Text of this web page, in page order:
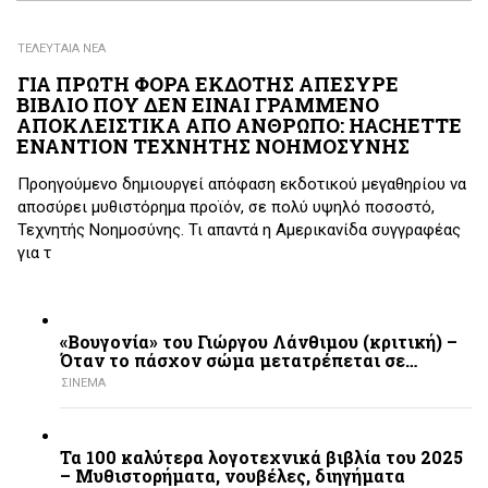
ΤΕΛΕΥΤΑΙΑ ΝΕΑ
ΓΙΑ ΠΡΩΤΗ ΦΟΡΑ ΕΚΔΟΤΗΣ ΑΠΕΣΥΡΕ
ΒΙΒΛΙΟ ΠΟΥ ΔΕΝ ΕΙΝΑΙ ΓΡΑΜΜΕΝΟ
ΑΠΟΚΛΕΙΣΤΙΚΑ ΑΠΟ ΑΝΘΡΩΠΟ: HACHETTE
ΕΝΑΝΤΙΟΝ ΤΕΧΝΗΤΗΣ ΝΟΗΜΟΣΥΝΗΣ
Προηγούμενο δημιουργεί απόφαση εκδοτικού μεγαθηρίου να
αποσύρει μυθιστόρημα προϊόν, σε πολύ υψηλό ποσοστό,
Τεχνητής Νοημοσύνης. Τι απαντά η Αμερικανίδα συγγραφέας
για τ
«Βουγονία» του Γιώργου Λάνθιμου (κριτική) –
Όταν το πάσχον σώμα μετατρέπεται σε…
ΣΙΝΕΜΑ
Τα 100 καλύτερα λογοτεχνικά βιβλία του 2025
– Mυθιστορήματα, νουβέλες, διηγήματα